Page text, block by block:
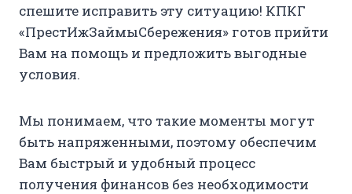
спешите исправить эту ситуацию! КПКГ
«ПрестИжЗаймыСбережения» готов прийти
Вам на помощь и предложить выгодные
условия.
Мы понимаем, что такие моменты могут
быть напряженными, поэтому обеспечим
Вам быстрый и удобный процесс
получения финансов без необходимости